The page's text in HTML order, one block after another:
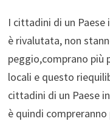
I cittadini di un Paese
è rivalutata, non
peggio,comprano
locali e questo
cittadini di un Paese
è quindi